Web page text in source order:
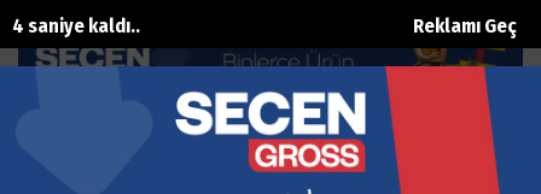
Reklamı Geç
3 saniye kaldı..